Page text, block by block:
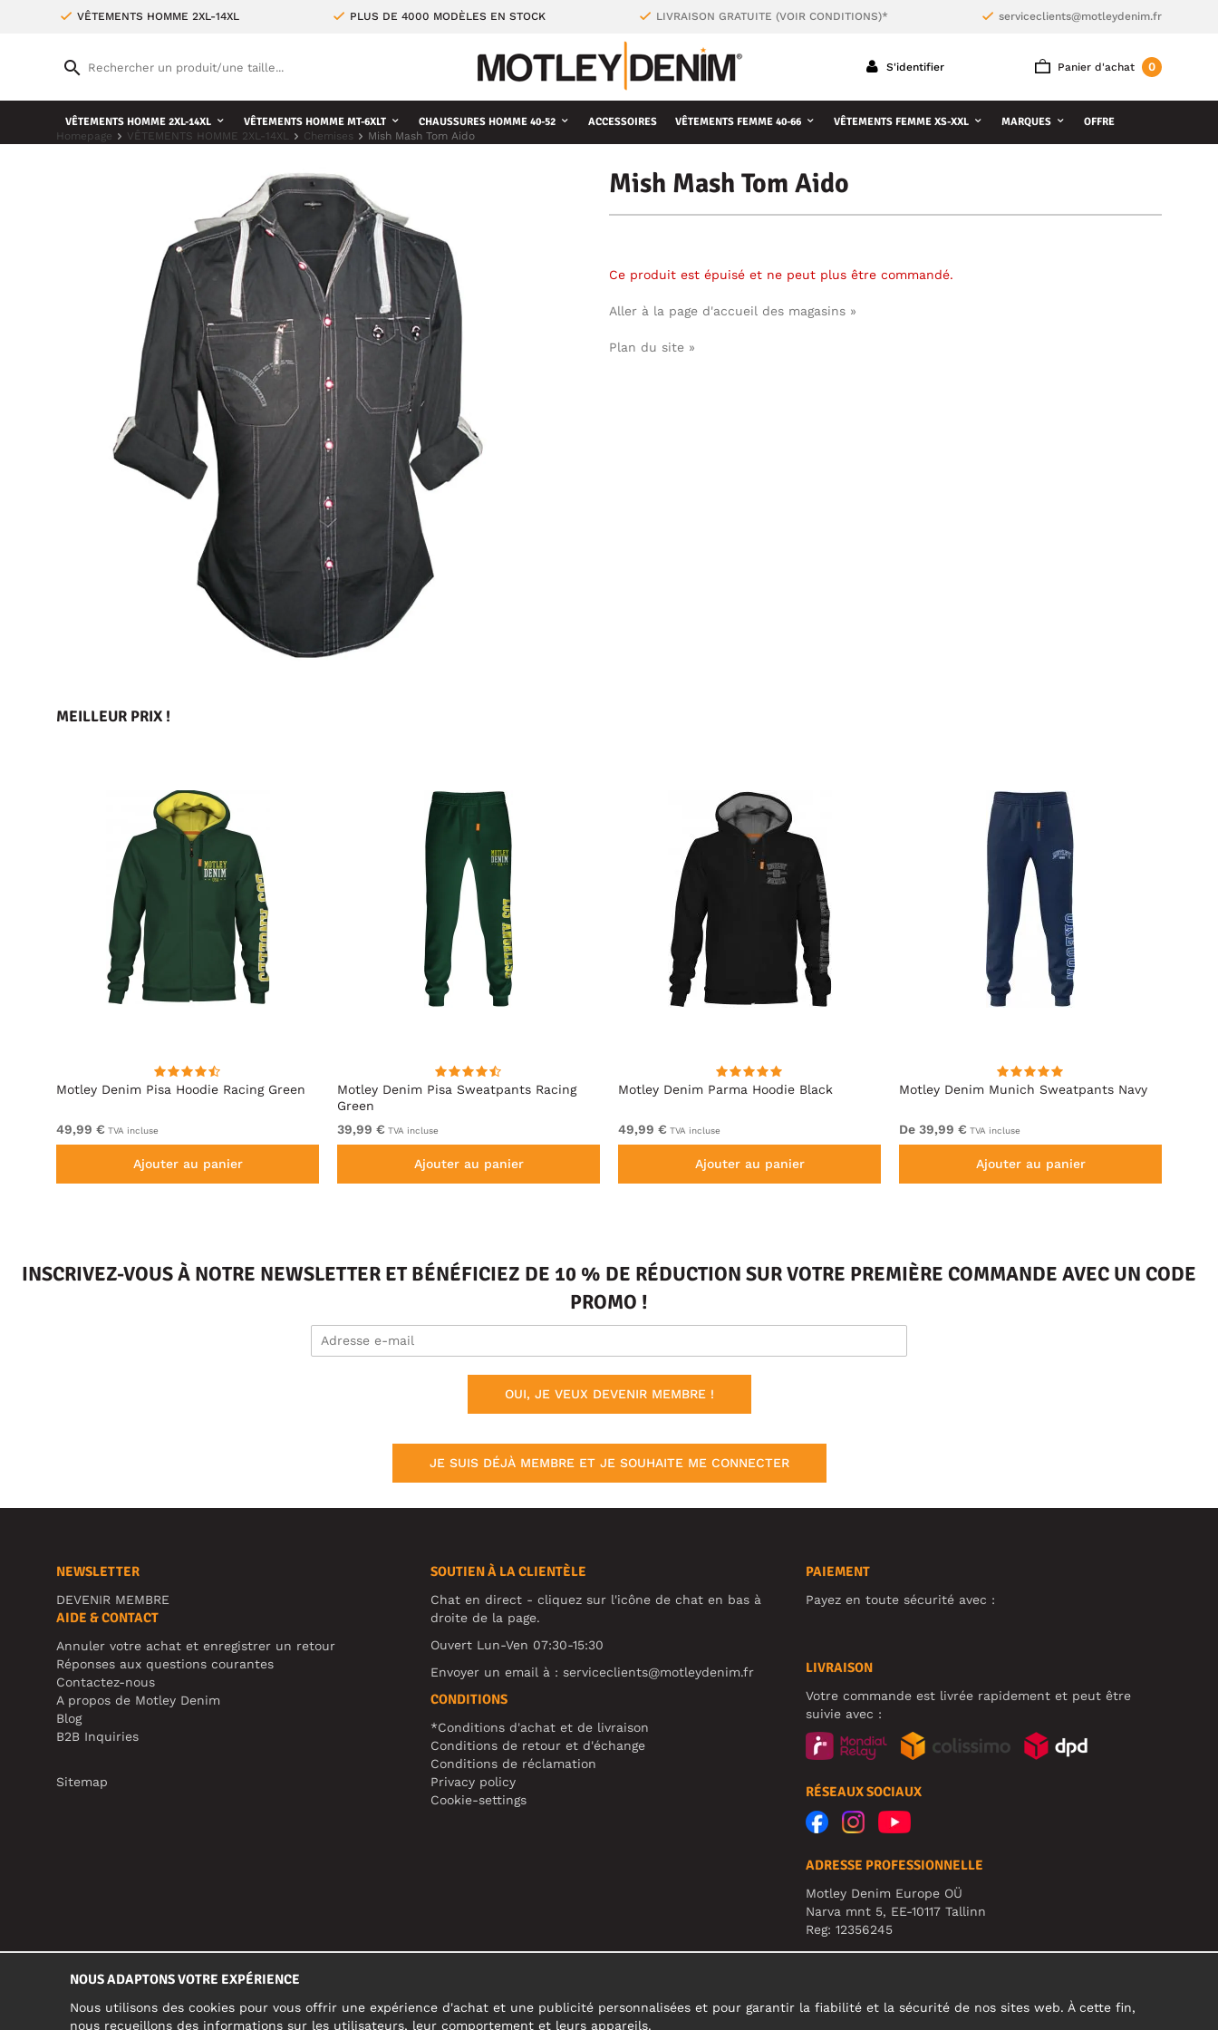
VÊTEMENTS HOMME 2XL-14XL PLUS DE 4000 MODÈLES EN STOCK LIVRAISON GRATUITE (VOIR CONDITIONS)* serviceclients@motleydenim.fr
Panier d'achat 0
S'identifier
VÊTEMENTS HOMME 2XL-14XL VÊTEMENTS HOMME MT-6XLT CHAUSSURES HOMME 40-52 ACCESSOIRES VÊTEMENTS FEMME 40-66 VÊTEMENTS FEMME XS-XXL MARQUES OFFRE
Homepage VÊTEMENTS HOMME 2XL-14XL Chemises Mish Mash Tom Aido
Mish Mash Tom Aido
Ce produit est épuisé et ne peut plus être commandé.
Aller à la page d'accueil des magasins »
Plan du site »
MEILLEUR PRIX !
Motley Denim Pisa Hoodie Racing Green
49,99 € TVA incluse
Ajouter au panier
Motley Denim Pisa Sweatpants Racing
Green
39,99 € TVA incluse
Ajouter au panier
Motley Denim Parma Hoodie Black
49,99 € TVA incluse
Ajouter au panier
Motley Denim Munich Sweatpants Navy
De 39,99 € TVA incluse
Ajouter au panier
INSCRIVEZ-VOUS À NOTRE NEWSLETTER ET BÉNÉFICIEZ DE 10 % DE RÉDUCTION SUR VOTRE PREMIÈRE COMMANDE AVEC UN CODE
PROMO !
OUI, JE VEUX DEVENIR MEMBRE !
JE SUIS DÉJÀ MEMBRE ET JE SOUHAITE ME CONNECTER
NEWSLETTER
DEVENIR MEMBRE
AIDE & CONTACT
Annuler votre achat et enregistrer un retour
Réponses aux questions courantes
Contactez-nous
A propos de Motley Denim
Blog
B2B Inquiries
Sitemap
SOUTIEN À LA CLIENTÈLE
Chat en direct - cliquez sur l'icône de chat en bas à
droite de la page.
Ouvert Lun-Ven 07:30-15:30
Envoyer un email à :serviceclients@motleydenim.fr
CONDITIONS
*Conditions d'achat et de livraison
Conditions de retour et d'échange
Conditions de réclamation
Privacy policy
Cookie-settings
PAIEMENT
Payez en toute sécurité avec :
LIVRAISON
Votre commande est livrée rapidement et peut être
suivie avec :
RÉSEAUX SOCIAUX
ADRESSE PROFESSIONNELLE
Motley Denim Europe OÜ
Narva mnt 5, EE-10117 Tallinn
Reg: 12356245
ATTENTION ! N'envoyez pas les retours de produits à
NOUS ADAPTONS VOTRE EXPÉRIENCE
Nous utilisons des cookies pour vous offrir une expérience d'achat et une publicité personnalisées et pour garantir la fiabilité et la sécurité de nos sites web. À cette fin,
nous recueillons des informations sur les utilisateurs, leur comportement et leurs appareils.